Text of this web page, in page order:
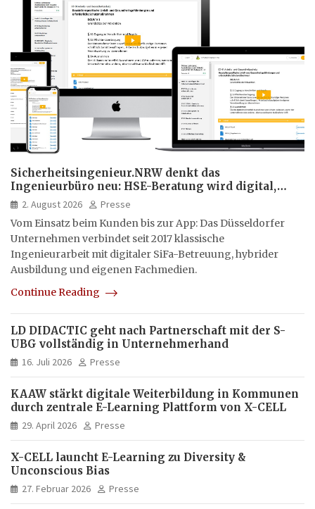
Sicherheitsingenieur.NRW denkt das
Ingenieurbüro neu: HSE-Beratung wird digital,
hybrid und multimedial
2. August 2026
Presse
Vom Einsatz beim Kunden bis zur App: Das Düsseldorfer
Unternehmen verbindet seit 2017 klassische
Ingenieurarbeit mit digitaler SiFa-Betreuung, hybrider
Ausbildung und eigenen Fachmedien.
Continue Reading
LD DIDACTIC geht nach Partnerschaft mit der S-
UBG vollständig in Unternehmerhand
16. Juli 2026 Presse
KAAW stärkt digitale Weiterbildung in Kommunen
durch zentrale E-Learning Plattform von X-CELL
29. April 2026 Presse
X-CELL launcht E-Learning zu Diversity &
Unconscious Bias
27. Februar 2026 Presse